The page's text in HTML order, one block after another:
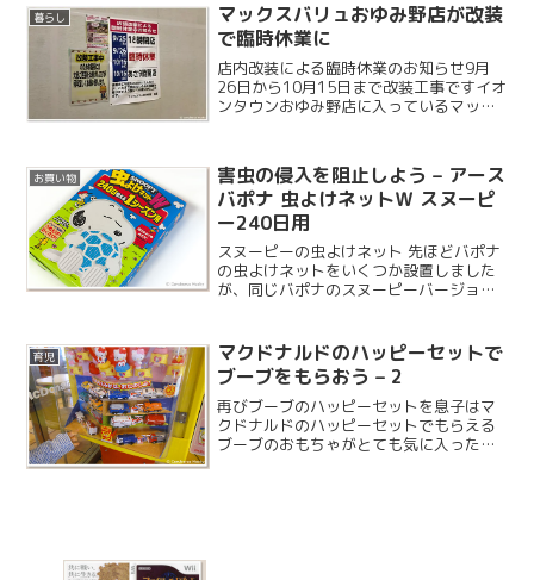
暮らし
マックスバリュおゆみ野店が改装
で臨時休業に
店内改装による臨時休業のお知らせ9月
26日から10月15日まで改装工事ですイオ
ンタウンおゆみ野店に入っているマック
年以上経ちますが、これだけ長期間の休
業は初めて...
お買い物
害虫の侵入を阻止しよう – アース
バポナ 虫よけネットＷ スヌーピ
ー240日用
スヌーピーの虫よけネット 先ほどバポナ
の虫よけネットをいくつか設置しました
が、同じバポナのスヌーピーバージョン
も数量限定だそうです。
育児
マクドナルドのハッピーセットで
ブーブをもらおう – 2
再びブーブのハッピーセットを息子はマ
クドナルドのハッピーセットでもらえる
ブーブのおもちゃがとても気に入ったよ